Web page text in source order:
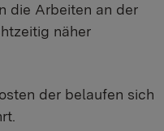
die Arbeiten an der
näher
der belaufen sich